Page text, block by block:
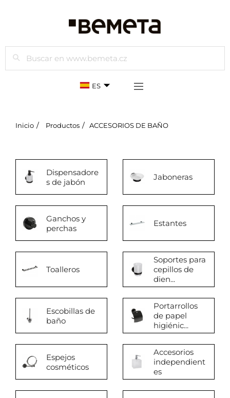
Buscar
ES
Inicio Productos ACCESORIOS DE BAÑO
Dispensadore
s de jabón
Jaboneras
Ganchos y
perchas
Estantes
Toalleros
Soportes para
cepillos de
dien...
Escobillas de
baño
Portarrollos
de papel
higiénic...
Espejos
cosméticos
Accesorios
independient
es